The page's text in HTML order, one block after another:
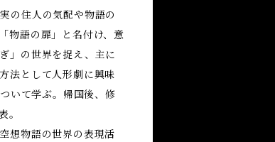
の住人の気配や物語の
物語の扉」と名付け、意
」の世界を捉え、主に
法として人形劇に興味
いて学ぶ。帰国後、修
。
想物語の世界の表現活